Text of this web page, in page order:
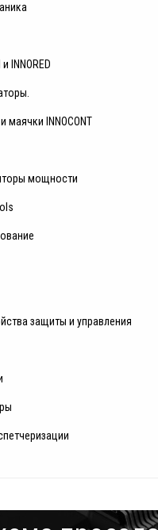
INNORED
маячки INNOCONT
мощности
защиты и управления